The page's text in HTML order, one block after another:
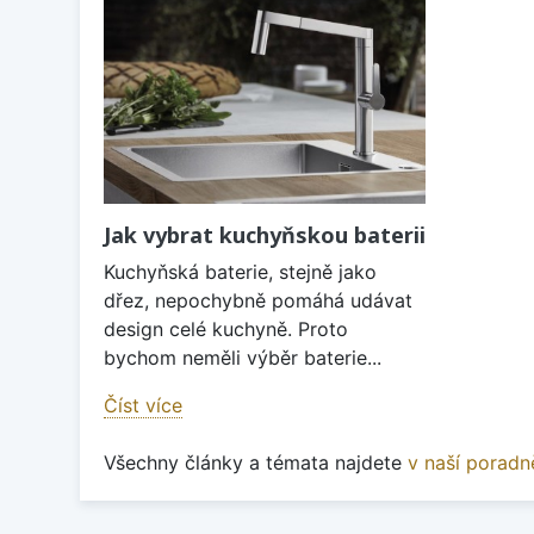
Jak vybrat kuchyňskou baterii
Kuchyňská baterie, stejně jako
dřez, nepochybně pomáhá udávat
design celé kuchyně. Proto
bychom neměli výběr baterie...
Číst více
Všechny články a témata najdete v naší